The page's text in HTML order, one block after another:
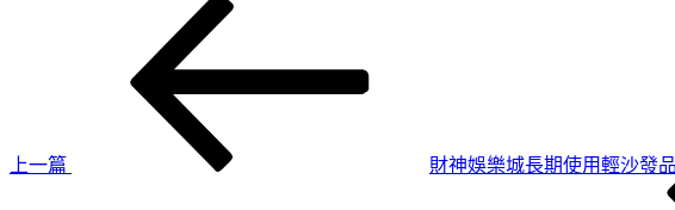
上一篇
財神娛樂城長期使用輕沙發